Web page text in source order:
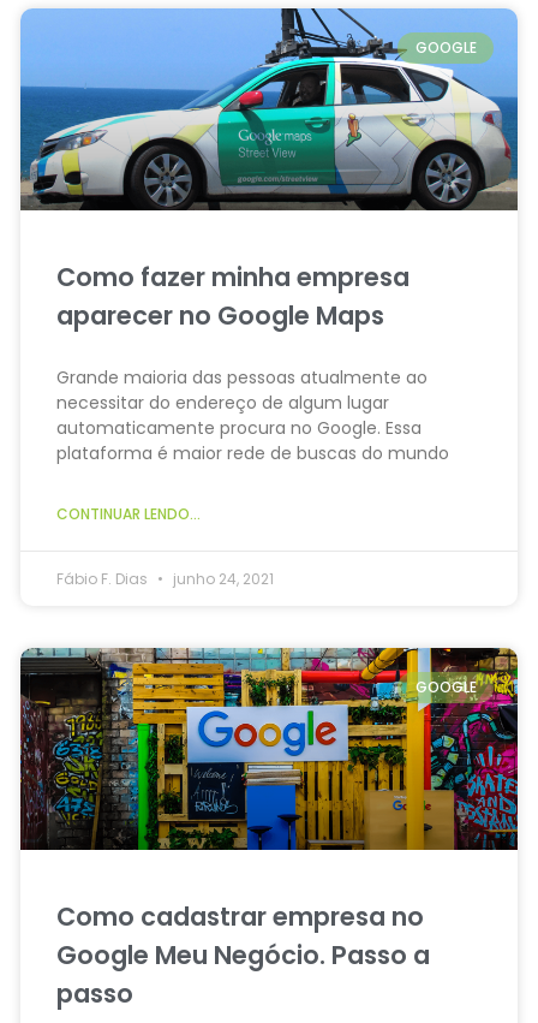
GOOGLE
Como fazer minha empresa
aparecer no Google Maps
Grande maioria das pessoas atualmente ao
necessitar do endereço de algum lugar
automaticamente procura no Google. Essa
plataforma é maior rede de buscas do mundo
CONTINUAR LENDO...
Fábio F. Dias junho 24, 2021
GOOGLE
Como cadastrar empresa no
Google Meu Negócio. Passo a
passo